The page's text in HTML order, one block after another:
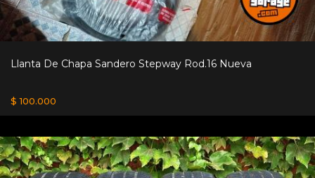
Llanta De Chapa Sandero Stepway Rod.16 Nueva
$ 100.000